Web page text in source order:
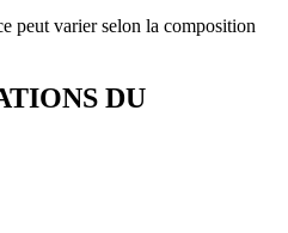
peut varier selon la composition
DU